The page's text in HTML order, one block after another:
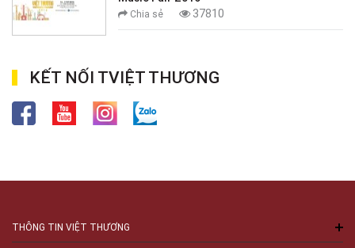
Chia sẻ 37810
KẾT NỐI TVIỆT THƯƠNG
THÔNG TIN VIỆT THƯƠNG